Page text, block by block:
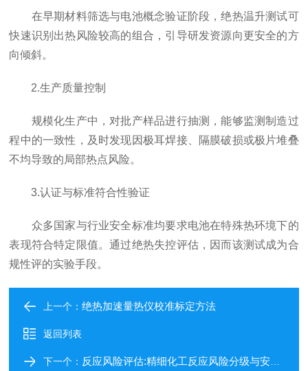
在早期材料筛选与电池概念验证阶段，绝热温升测试可
快速识别出热风险较高的组合，引导研发资源向更安全的方
向倾斜。
2.生产质量控制
规模化生产中，对批产样品进行抽测，能够监测制造过
程中的一致性，及时发现因极耳焊接、隔膜破损或极片堆叠
不均导致的局部热点风险。
3.认证与标准符合性验证
众多国家与行业安全标准均要求电池在特殊热环境下的
表现符合特定限值。通过绝热失控评估，因而该测试成为合
规性评的实验手段。
上一个：绝热加速量热仪校准标定方法
返回列表
下一个： 反应风险评估:精细化工反应风险分级与安全优化方案